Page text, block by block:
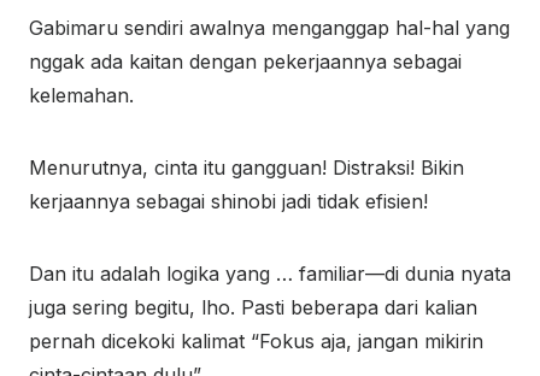
Gabimaru sendiri awalnya menganggap hal-hal yang
nggak ada kaitan dengan pekerjaannya sebagai
kelemahan.
Menurutnya, cinta itu gangguan! Distraksi! Bikin
kerjaannya sebagai shinobi jadi tidak efisien!
Dan itu adalah logika yang … familiar—di dunia nyata
juga sering begitu, lho. Pasti beberapa dari kalian
pernah dicekoki kalimat “Fokus aja, jangan mikirin